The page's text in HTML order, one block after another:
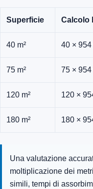
Superficie Calcolo
40 m² 40 × 954
75 m² 75 × 954
120 m² 120 ×
180 m² 180 ×
Una valutazione
moltiplicazione dei
simili, tempi di